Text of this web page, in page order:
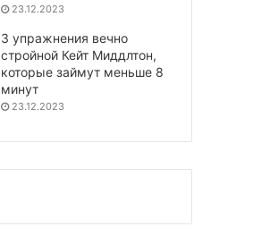
23.12.2023
3 упражнения вечно
стройной Кейт Миддлтон,
которые займут меньше 8
минут
23.12.2023